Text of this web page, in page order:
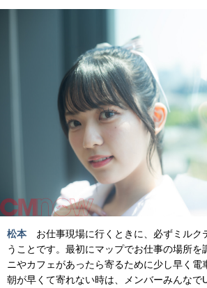
松本 お仕事現場に行くときに、必ずミルク
うことです。最初にマップでお仕事の場所を
ニやカフェがあったら寄るために少し早く電
朝が早くて寄れない時は、メンバーみんなで